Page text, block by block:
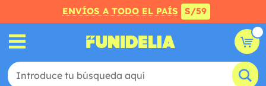
ENVÍOS A TODO EL PAÍS S/59